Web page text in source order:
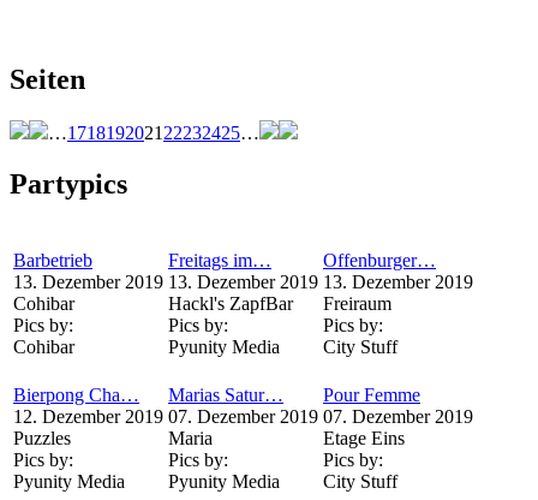
Seiten
…1718192021 22232425…
Partypics
Barbetrieb
13. Dezember 2019
Cohibar
Pics by:
Cohibar
Freitags im…
13. Dezember 2019
Hackl's ZapfBar
Pics by:
Pyunity Media
Offenburger…
13. Dezember 2019
Freiraum
Pics by:
City Stuff
Bierpong Cha…
12. Dezember 2019
Puzzles
Pics by:
Pyunity Media
Marias Satur…
07. Dezember 2019
Maria
Pics by:
Pyunity Media
Pour Femme
07. Dezember 2019
Etage Eins
Pics by:
City Stuff